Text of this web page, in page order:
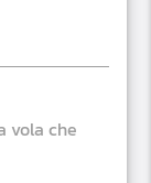
vola che